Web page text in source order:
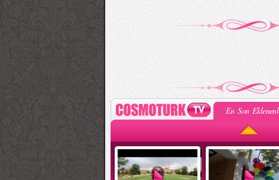
En Son